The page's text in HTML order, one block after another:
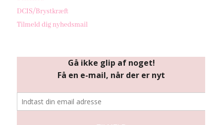
DCIS/Brystkræft
Tilmeld dig nyhedsmail